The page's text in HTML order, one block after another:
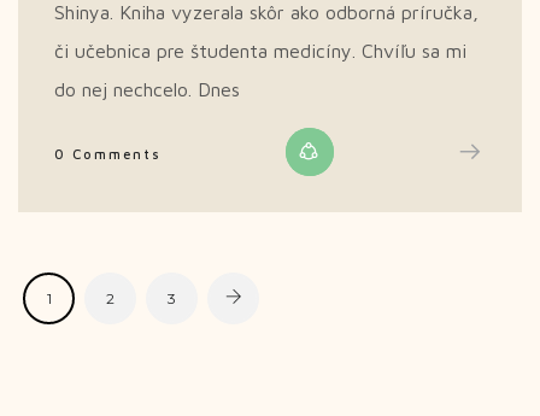
Shinya. Kniha vyzerala skôr ako odborná príručka,
či učebnica pre študenta medicíny. Chvíľu sa mi
do nej nechcelo. Dnes
0 Comments
1 2 3